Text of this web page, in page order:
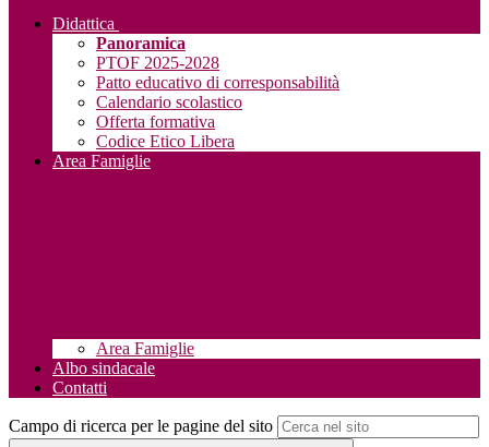
Didattica
Panoramica
PTOF 2025-2028
Patto educativo di corresponsabilità
Calendario scolastico
Offerta formativa
Codice Etico Libera
Area Famiglie
Area Famiglie
Albo sindacale
Contatti
Campo di ricerca per le pagine del sito